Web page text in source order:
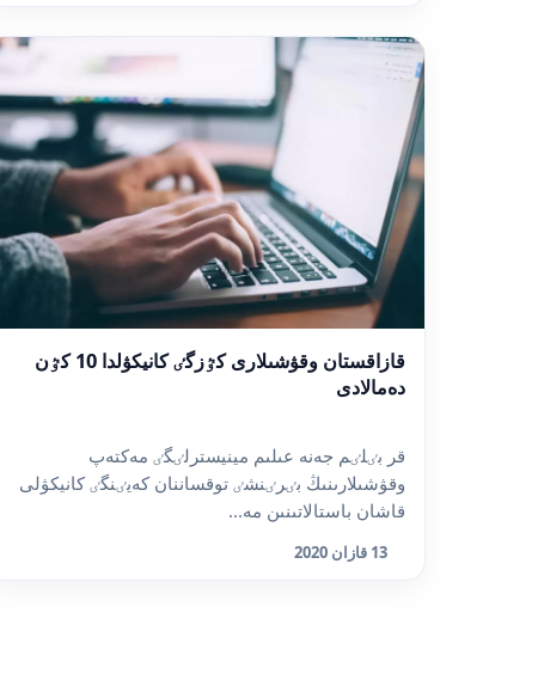
قازاقستان وقۋشىلارى كٷزگٸ كانيكۋلدا 10 كٷن
دەمالادى
قر بٸلٸم جەنە عىلىم مينيسترلٸگٸ مەكتەپ
وقۋشىلارىنىڭ بٸرٸنشٸ توقساننان كەيٸنگٸ كانيكۋلى
قاشان باستالاتىنىن مە...
13 قازان 2020